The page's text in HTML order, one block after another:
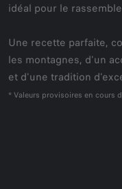
idéal pour le
Une recette parfaite,
les montagnes, d'un
et d'une tradition
* Valeurs provisoires en cours